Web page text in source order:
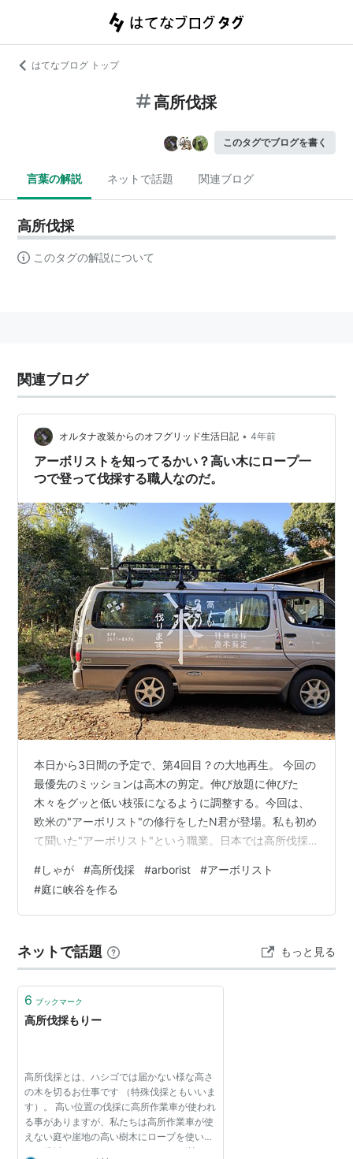
はてなブログ トップ
高所伐採
このタグでブログを書く
言葉の解説 ネットで話題 関連ブログ
高所伐採
このタグの解説について
関連ブログ
オルタナ改装からのオフグリッド生活日記 • 4年前
アーボリストを知ってるかい？高い木にロープ一
つで登って伐採する職人なのだ。
本日から3日間の予定で、第4回目？の大地再生。 今回の
最優先のミッションは高木の剪定。伸び放題に伸びた
木々をグッと低い枝張になるように調整する。今回は、
欧米の"アーボリスト"の修行をしたN君が登場。私も初め
て聞いた"アーボリスト"という職業。日本では高所伐採
の剪定や伐採だけでなく、お医者さん的な意味合いもあ
る職業。日本の方法もあるけれど、アーボリストのやり
方の方が安全だと思っています」とのこと。本日は、家
わせは念入りに。とっかかりとなるロープを、塩ビパイ
プで手作りした空気砲で打ち上げる。ロー…
#しゃが #高所伐採 #arborist #アーボリスト
#庭に峡谷を作る
ネットで話題 もっと見る
6 ブックマーク
高所伐採もりー
高所伐採とは、ハシゴでは届かない様な高さ
の木を切るお仕事です （特殊伐採ともいいま
す）。 高い位置の伐採に高所作業車が使われ
る事がありますが、私たちは高所作業車が使
えない庭や崖地の高い樹木にロープを使い登
って伐採します （ツリークライミング技